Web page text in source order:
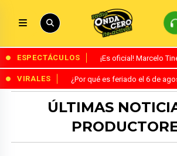
ESPECTÁCULOS ¡Es oficial! Marcelo
VIRALES ¿Por qué es feriado el 6 de
ÚLTIMAS